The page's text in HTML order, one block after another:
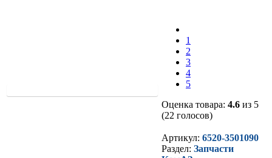
1
2
3
4
5
Оценка товара: 4.6 из 5
(22 голосов)
Артикул: 6520-3501090
Раздел: Запчасти